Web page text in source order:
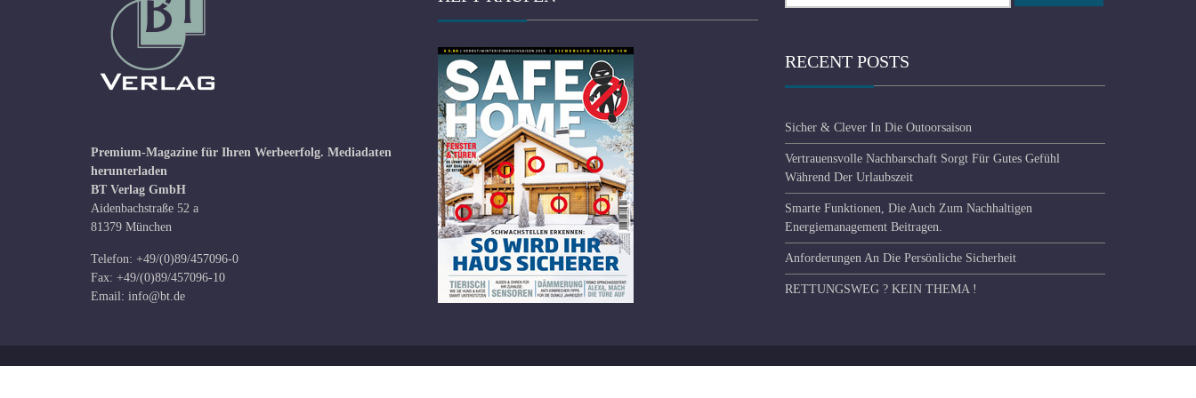
Premium-Magazine für Ihren Werbeerfolg. Mediadaten
herunterladen
BT Verlag GmbH
Aidenbachstraße 52 a
81379 München
Telefon: +49/(0)89/457096-0
Fax: +49/(0)89/457096-10
Email: info@bt.de
RECENT POSTS
Sicher & Clever In Die Outoorsaison
Vertrauensvolle Nachbarschaft Sorgt Für Gutes Gefühl
Während Der Urlaubszeit
Smarte Funktionen, Die Auch Zum Nachhaltigen
Energiemanagement Beitragen.
Anforderungen An Die Persönliche Sicherheit
RETTUNGSWEG ? KEIN THEMA !